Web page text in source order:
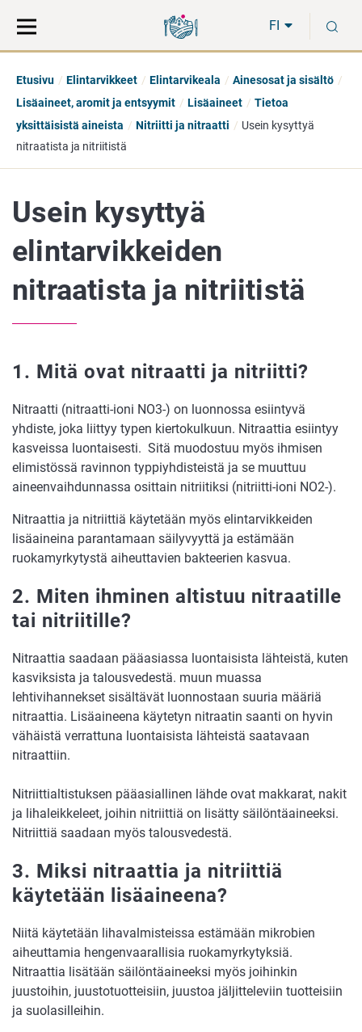
suoraan
sisältöön
koko
sivuston
FI
Etusivu Elintarvikkeet Elintarvikeala
Ainesosat ja sisältö
Lisäaineet, aromit ja entsyymit
Lisäaineet
Tietoa
yksittäisistä aineista
Nitriitti ja nitraatti
Usein kysyttyä
nitraatista ja nitriitistä
Usein kysyttyä
elintarvikkeiden
nitraatista ja nitriitistä
1. Mitä ovat nitraatti ja nitriitti?
Nitraatti (nitraatti-ioni NO3-) on luonnossa esiintyvä
yhdiste, joka liittyy typen kiertokulkuun. Nitraattia esiintyy
kasveissa luontaisesti. Sitä muodostuu myös ihmisen
elimistössä ravinnon typpiyhdisteistä ja se muuttuu
aineenvaihdunnassa osittain nitriitiksi (nitriitti-ioni NO2-).
Nitraattia ja nitriittiä käytetään myös elintarvikkeiden
lisäaineina parantamaan säilyvyyttä ja estämään
ruokamyrkytystä aiheuttavien bakteerien kasvua.
2. Miten ihminen altistuu nitraatille
tai nitriitille?
Nitraattia saadaan pääasiassa luontaisista lähteistä, kuten
kasviksista ja talousvedestä. muun muassa
lehtivihannekset sisältävät luonnostaan suuria määriä
nitraattia. Lisäaineena käytetyn nitraatin saanti on hyvin
vähäistä verrattuna luontaisista lähteistä saatavaan
nitraattiin.
Nitriittialtistuksen pääasiallinen lähde ovat makkarat, nakit
ja lihaleikkeleet, joihin nitriittiä on lisätty säilöntäaineeksi.
Nitriittiä saadaan myös talousvedestä.
3. Miksi nitraattia ja nitriittiä
käytetään lisäaineena?
Niitä käytetään lihavalmisteissa estämään mikrobien
aiheuttamia hengenvaarallisia ruokamyrkytyksiä.
Nitraattia lisätään säilöntäaineeksi myös joihinkin
juustoihin, juustotuotteisiin, juustoa jäljitteleviin tuotteisiin
ja suolasilleihin.